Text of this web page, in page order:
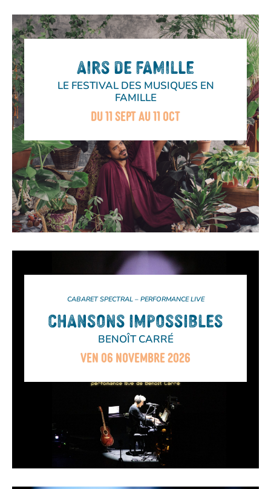
AIRS DE FAMILLE
LE FESTIVAL DES MUSIQUES EN
FAMILLE
DU 11 SEPT AU 11 OCT
CABARET SPECTRAL – PERFORMANCE LIVE
CHANSONS IMPOSSIBLES
BENOÎT CARRÉ
VEN 06 NOVEMBRE 2026